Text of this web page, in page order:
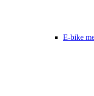
E-bike